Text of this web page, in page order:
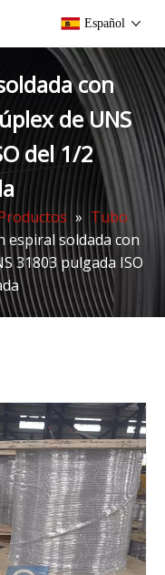
Español
con
de UNS
del 1/2
» Tubo
espiral soldada con
31803 pulgada ISO